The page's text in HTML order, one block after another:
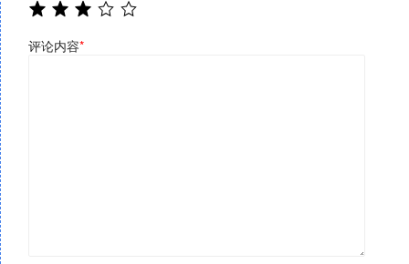
评论内容*